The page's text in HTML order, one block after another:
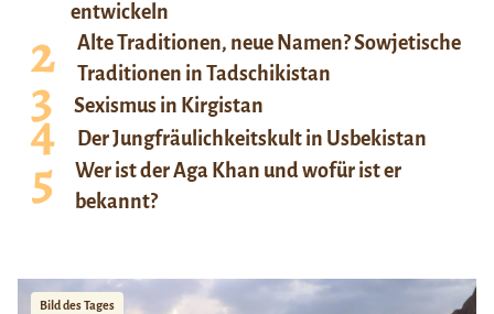
entwickeln
Alte Traditionen, neue Namen? Sowjetische
Traditionen in Tadschikistan
Sexismus in Kirgistan
Der Jungfräulichkeitskult in Usbekistan
Wer ist der Aga Khan und wofür ist er
bekannt?
Bild des Tages